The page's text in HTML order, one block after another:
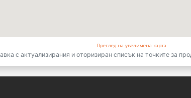
Преглед на увеличена карта
с актуализирания и оторизиран списък на точките за